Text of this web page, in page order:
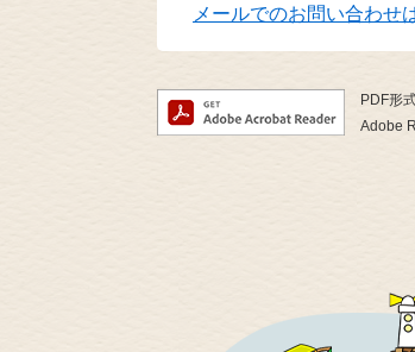
メールでのお問い合わせ
PDF形
Adobe